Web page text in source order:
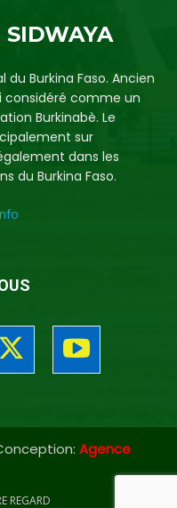
SIDWAYA
Burkina Faso. Ancien
considéré comme un
Burkinabè. Le
sur
dans les
du Burkina Faso.
Agence
REGARD